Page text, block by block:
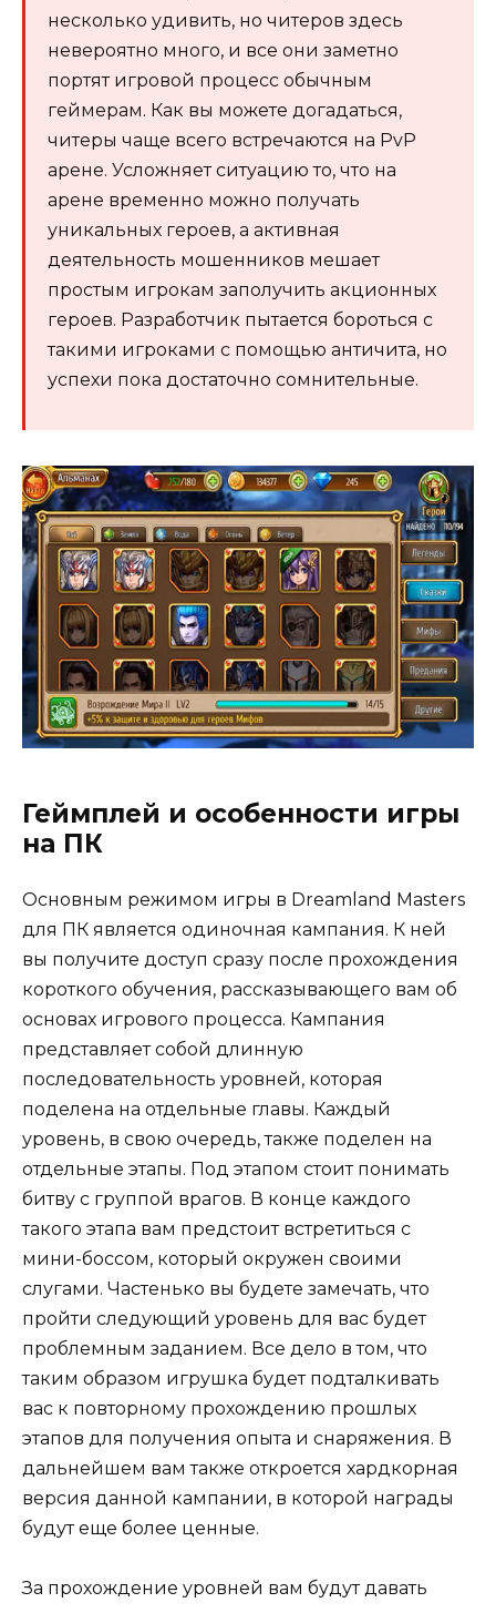
несколько удивить, но читеров здесь
невероятно много, и все они заметно
портят игровой процесс обычным
геймерам. Как вы можете догадаться,
читеры чаще всего встречаются на PvP
арене. Усложняет ситуацию то, что на
арене временно можно получать
уникальных героев, а активная
деятельность мошенников мешает
простым игрокам заполучить акционных
героев. Разработчик пытается бороться с
такими игроками с помощью античита, но
успехи пока достаточно сомнительные.
Геймплей и особенности игры
на ПК
Основным режимом игры в Dreamland Masters
для ПК является одиночная кампания. К ней
вы получите доступ сразу после прохождения
короткого обучения, рассказывающего вам об
основах игрового процесса. Кампания
представляет собой длинную
последовательность уровней, которая
поделена на отдельные главы. Каждый
уровень, в свою очередь, также поделен на
отдельные этапы. Под этапом стоит понимать
битву с группой врагов. В конце каждого
такого этапа вам предстоит встретиться с
мини-боссом, который окружен своими
слугами. Частенько вы будете замечать, что
пройти следующий уровень для вас будет
проблемным заданием. Все дело в том, что
таким образом игрушка будет подталкивать
вас к повторному прохождению прошлых
этапов для получения опыта и снаряжения. В
дальнейшем вам также откроется хардкорная
версия данной кампании, в которой награды
будут еще более ценные.
За прохождение уровней вам будут давать